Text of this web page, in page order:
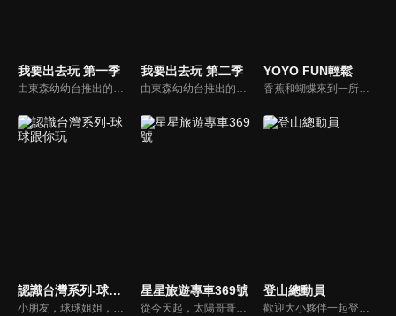
我要出去玩 第一季
由東森幼幼台推出的的兒童旅遊性節目「我要出去玩」，要帶小朋友四處參觀，欣賞台灣美景名勝、人文自然及歷史文物物等，節目結合了知性及趣味，所提供的遊玩資訊，也能做為全國家長親子出遊的參考，繼而鼓勵更多的父母在假日時，帶著孩子一起出去玩，促進親子交流。
我要出去玩 第二季
由東森幼幼台推出的的兒童旅遊性節目「我要出去玩」，要帶小朋友四處參觀，欣賞台灣美景名勝、人文自然及歷史文物物等，節目結合了知性及趣味，所提供的遊玩資訊，也能做為全國家長親子出遊的參考，繼而鼓勵更多的父母在假日時，帶著孩子一起出去玩，促進親子交流。
YOYO FUN輕鬆
香蕉和蝴蝶來到一所有「蛙蛙國」之稱的台北縣瑞柑國小，首先兩人必須先通過每個星期的英文對話通關密語。學校特地讓通關密語貼滿了校園的各個角落，學童可以常常複習，也因此讓學生在英語朗讀比賽中屢創佳績！
認識台灣系列-球球跟你玩
小朋友，球球姐姐，就是最喜歡汽球的姊姊喔，所以大家都叫我球球姊姊，而球球姐姐會帶大家去台灣各地不同的地方玩！
星星旅遊專車369號
從今天起，太陽哥哥以及彩虹姐姐將隨著各地的星星小天使，一個玩遍全台灣，一起認為台灣369個鄉鎮。
登山總動員
歡迎大小夥伴一起登山總動員！ 「山是最天然的遊樂場，孩子則是小小冒險王，在這場山林冒險裡，孩子如何想像路途上的未知、經驗每一個的相遇？」節目每一集邀請兩位小小山友，依據他們想嘗試的主題、想探索的山林，為小山友們打造一場山林冒險，讓他們在之中盡情探險、遊玩、分享旅途上各式各樣的發現，以自然為出發，展開不同的歷程！